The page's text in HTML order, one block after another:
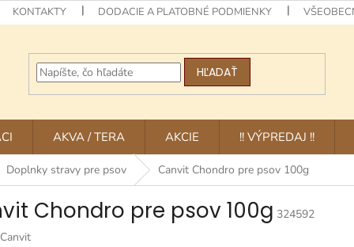
KONTAKTY DODACIE A PLATOBNÉ PODMIENKY
HĽADAŤ
AKVA / TERA AKCIE !! VÝPREDAJ !!
Doplnky stravy pre psov Canvit Chondro pre psov 100g
Chondro pre psov 100g 324592
Canvit